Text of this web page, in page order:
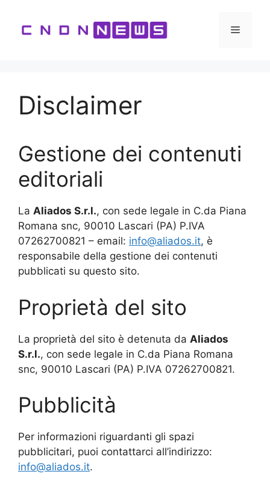
contenuto
Menu
Disclaimer
Gestione dei contenuti
editoriali
La Aliados S.r.l., con sede legale in C.da Piana
Romana snc, 90010 Lascari (PA) P.IVA
07262700821 – email: info@aliados.it, è
responsabile della gestione dei contenuti
pubblicati su questo sito.
Proprietà del sito
La proprietà del sito è detenuta da Aliados
S.r.l., con sede legale in C.da Piana Romana
snc, 90010 Lascari (PA) P.IVA 07262700821.
Pubblicità
Per informazioni riguardanti gli spazi
pubblicitari, puoi contattarci all’indirizzo:
info@aliados.it.